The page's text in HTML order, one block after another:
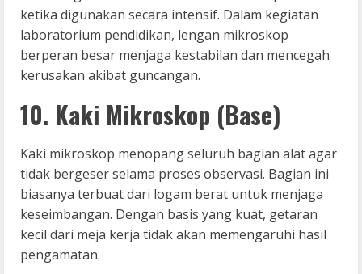
ketika digunakan secara intensif. Dalam kegiatan
laboratorium pendidikan, lengan mikroskop
berperan besar menjaga kestabilan dan mencegah
kerusakan akibat guncangan.
10. Kaki Mikroskop (Base)
Kaki mikroskop menopang seluruh bagian alat agar
tidak bergeser selama proses observasi. Bagian ini
biasanya terbuat dari logam berat untuk menjaga
keseimbangan. Dengan basis yang kuat, getaran
kecil dari meja kerja tidak akan memengaruhi hasil
pengamatan.